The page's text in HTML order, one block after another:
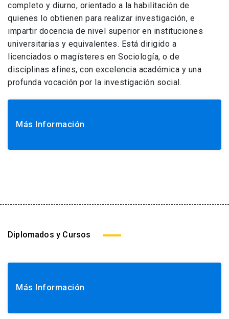
completo y diurno, orientado a la habilitación de
quienes lo obtienen para realizar investigación, e
impartir docencia de nivel superior en instituciones
universitarias y equivalentes. Está dirigido a
licenciados o magísteres en Sociología, o de
disciplinas afines, con excelencia académica y una
profunda vocación por la investigación social.
Más Información
Diplomados y Cursos
Más Información